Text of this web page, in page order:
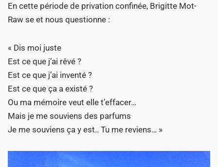
En cette période de privation confinée, Brigitte Mot-
Raw se et nous questionne :
« Dis moi juste
Est ce que j’ai rêvé ?
Est ce que j’ai inventé ?
Est ce que ça a existé ?
Ou ma mémoire veut elle t’effacer…
Mais je me souviens des parfums
Je me souviens ça y est.. Tu me reviens… »